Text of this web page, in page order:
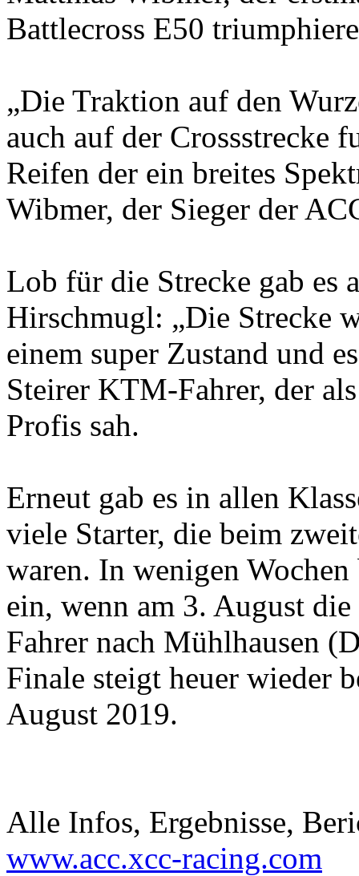
Battlecross E50
„Die Traktion auf den
auch auf der Crossstrecke
Reifen der ein breites
Wibmer, der Sieger der
Lob für die Strecke gab es
Hirschmugl: „Die Strecke
einem super Zustand und
Steirer KTM-Fahrer, der
Profis sah.
Erneut gab es in allen
viele Starter, die beim
waren. In wenigen
ein, wenn am 3. August
Fahrer nach Mühlhausen
Finale steigt heuer wieder
August 2019.
Alle Infos, Ergebnisse,
www.acc.xcc-racing.com